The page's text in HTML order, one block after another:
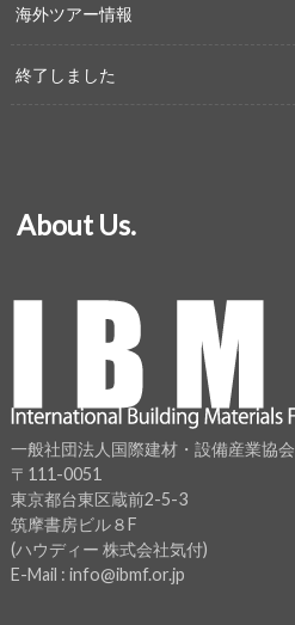
海外ツアー情報
終了しました
About Us.
一般社団法人国際建材・設備産業協会
〒111-0051
東京都台東区蔵前2-5-3
筑摩書房ビル８F
(ハウディー 株式会社気付)
E-Mail : info@ibmf.or.jp